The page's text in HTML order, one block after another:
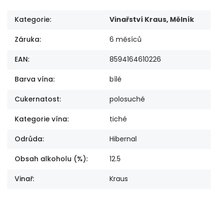
Kategorie: Vinařství Kraus, Mělník
Záruka: 6 měsíců
EAN: 8594164610226
Barva vína: bílé
Cukernatost: polosuché
Kategorie vína: tiché
Odrůda: Hibernal
Obsah alkoholu (%): 12.5
Vinař: Kraus